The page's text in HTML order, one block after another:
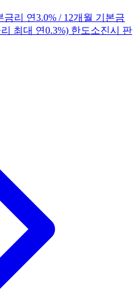
리 연3.0% / 12개월 기본금
최대 연0.3%) 한도소진시 판